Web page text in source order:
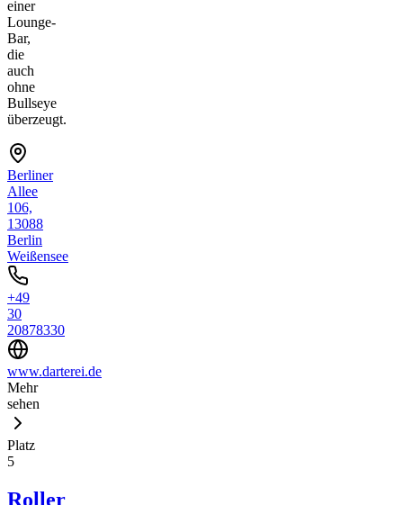
einer
Lounge-
Bar,
die
auch
ohne
Bullseye
überzeugt.
Berliner
Allee
106,
13088
Berlin
Weißensee
+49
30
20878330
www.darterei.de
Mehr
sehen
Platz
5
Roller